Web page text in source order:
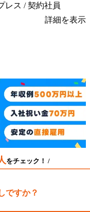
レス / 契約社員
詳細を表示
をチェック！ /
ですか？